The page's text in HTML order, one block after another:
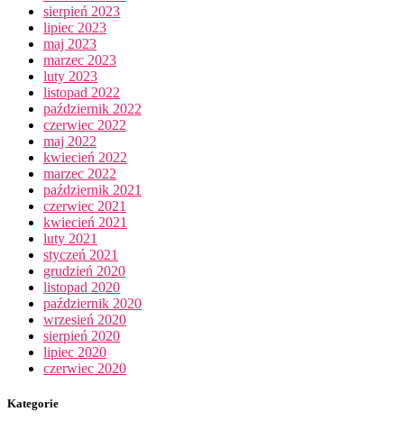
sierpień 2023
lipiec 2023
maj 2023
marzec 2023
luty 2023
listopad 2022
październik 2022
czerwiec 2022
maj 2022
kwiecień 2022
marzec 2022
październik 2021
czerwiec 2021
kwiecień 2021
luty 2021
styczeń 2021
grudzień 2020
listopad 2020
październik 2020
wrzesień 2020
sierpień 2020
lipiec 2020
czerwiec 2020
Kategorie